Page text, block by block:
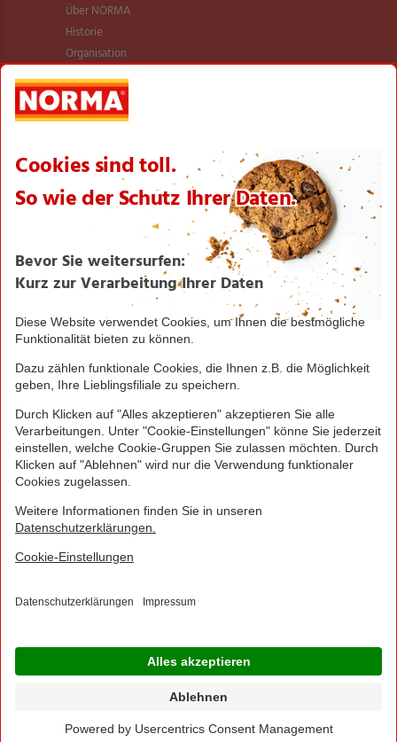
Über NORMA
Historie
Organisation
International
Logistik
Filialnetz
Karriere
Verantwortung/CSR
NORMA News
Seite drucken
Nach oben
Greifen Sie schnell zu! Alle angegebenen Preise in
Irrtümer durch Schreib-, Programmier- und
Datenübertragungsfehler sind vorbehalten.
© 2016 - 2026 NORMA Lebensmittelfilialbetrieb
Stiftung & Co. KG
Sitemap Kontakt
Barrierefreiheitserklärung Compliance
Jetzt Ihre NORMA Filiale auswählen und noch
mehr Angebote entdecken!
Geben Sie über "Meine Filiale" Ihre PLZ ein und sehen Sie alle Angebote aus Ihrer
Region.
Filiale wählen